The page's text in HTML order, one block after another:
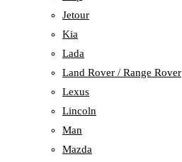
Jetour
Kia
Lada
Land Rover / Range Rover
Lexus
Lincoln
Man
Mazda